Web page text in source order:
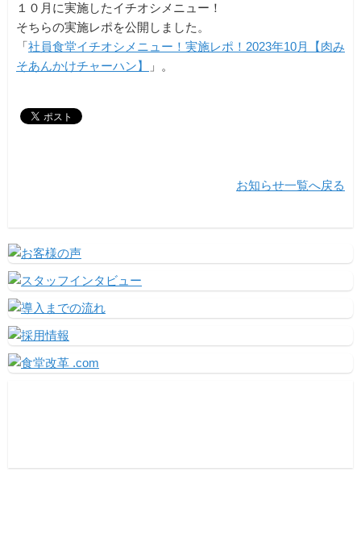
１０月に実施したイチオシメニュー！
そちらの実施レポを公開しました。
「社員食堂イチオシメニュー！実施レポ！2023年10月【肉み
そあんかけチャーハン】
」。
お知らせ一覧へ戻る